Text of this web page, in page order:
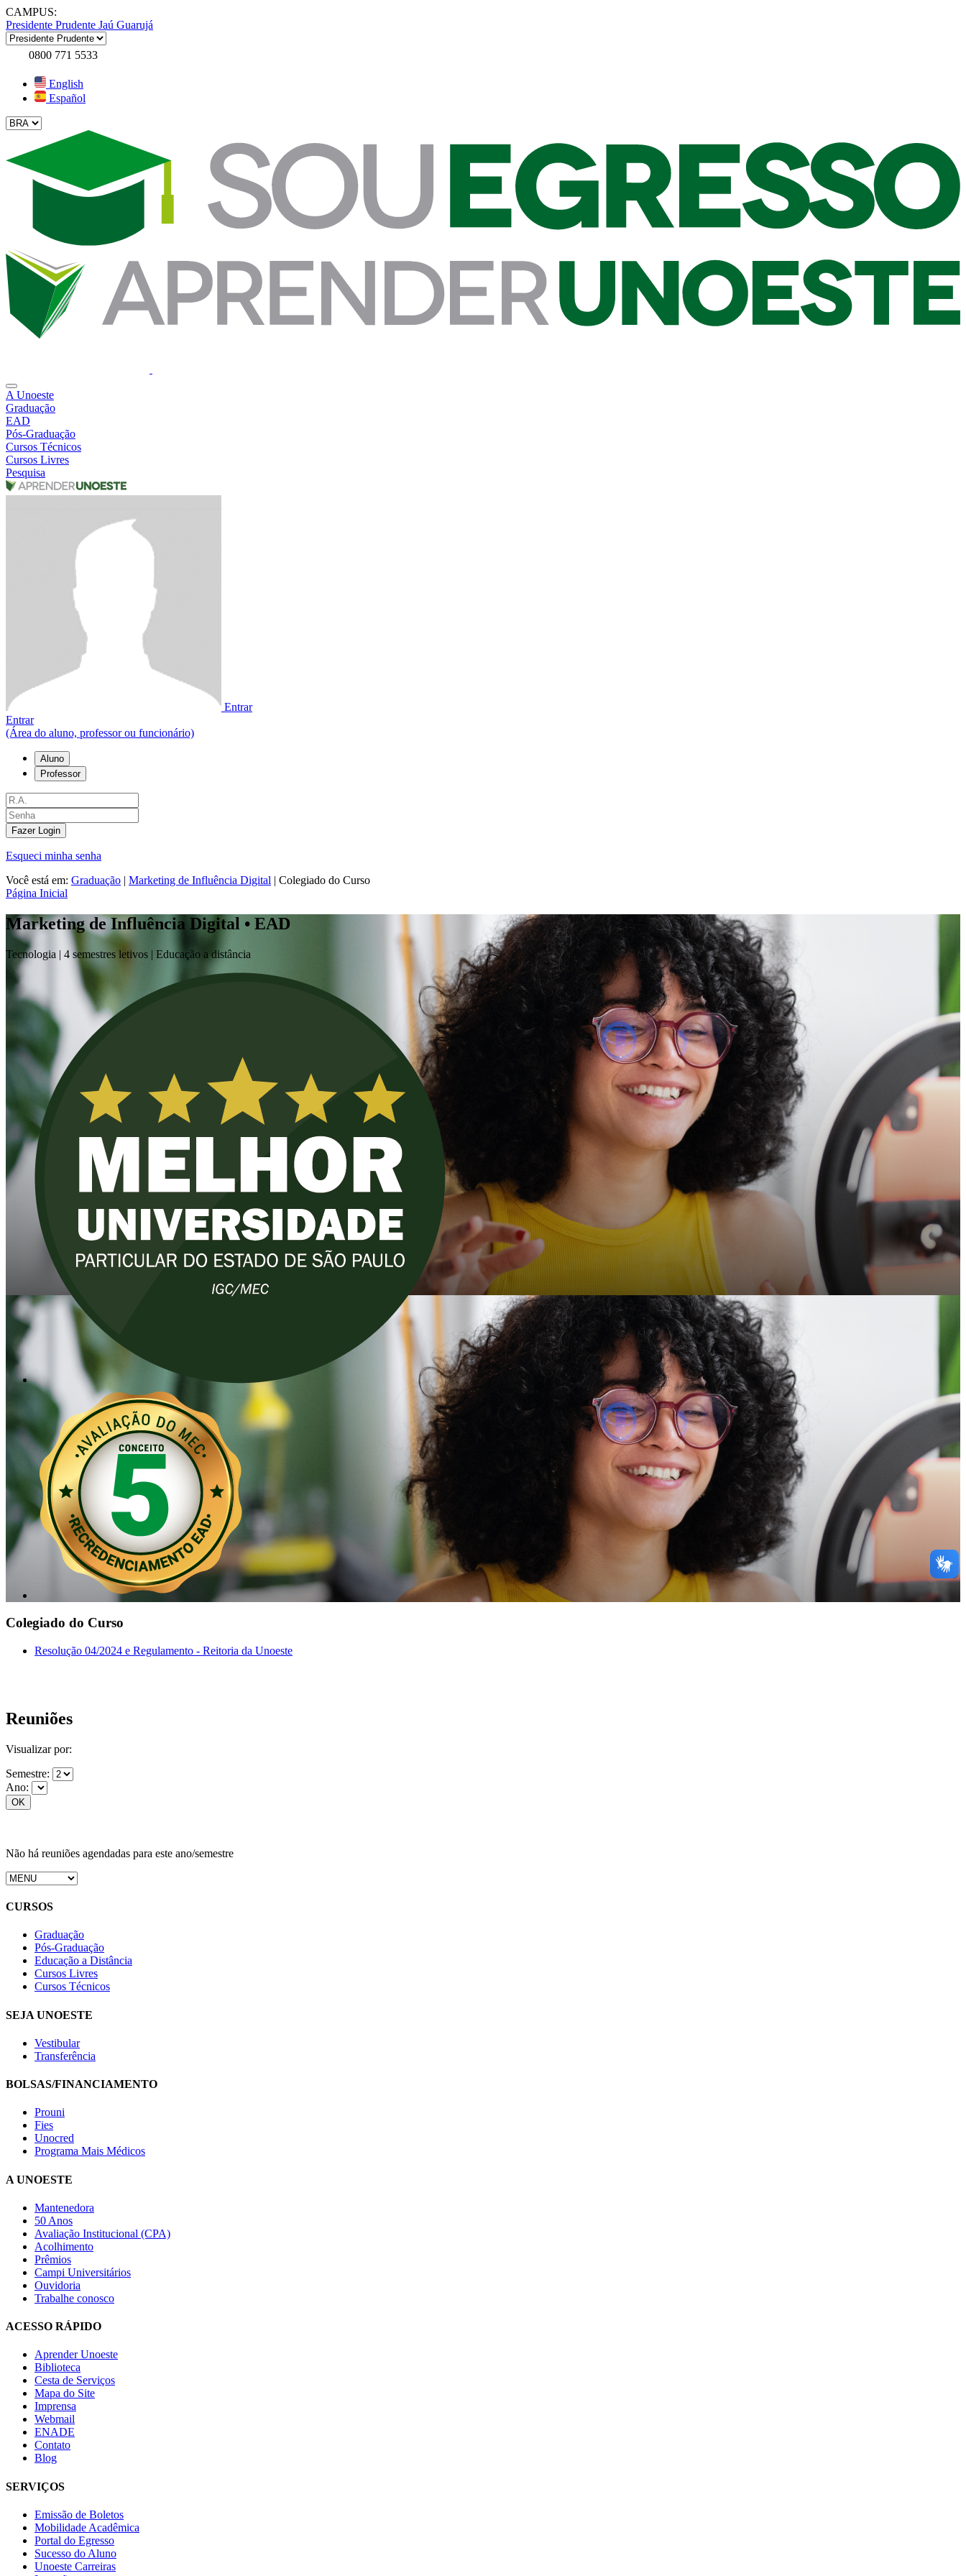
CAMPUS:
Presidente Prudente Jaú Guarujá
0800 771 5533
English
Español
A Unoeste
Graduação
EAD
Pós-Graduação
Cursos Técnicos
Cursos Livres
Pesquisa
Entrar
Entrar
(Área do aluno, professor ou funcionário)
Aluno
Professor
Fazer Login
Esqueci minha senha
Você está em: Graduação | Marketing de Influência Digital | Colegiado do Curso
Página Inicial
Marketing de Influência Digital • EAD
Tecnologia | 4 semestres letivos | Educação a distância
Colegiado do Curso
Resolução 04/2024 e Regulamento - Reitoria da Unoeste
Reuniões
Visualizar por:
Semestre:
Ano:
Não há reuniões agendadas para este ano/semestre
CURSOS
Graduação
Pós-Graduação
Educação a Distância
Cursos Livres
Cursos Técnicos
SEJA UNOESTE
Vestibular
Transferência
BOLSAS/FINANCIAMENTO
Prouni
Fies
Unocred
Programa Mais Médicos
A UNOESTE
Mantenedora
50 Anos
Avaliação Institucional (CPA)
Acolhimento
Prêmios
Campi Universitários
Ouvidoria
Trabalhe conosco
ACESSO RÁPIDO
Aprender Unoeste
Biblioteca
Cesta de Serviços
Mapa do Site
Imprensa
Webmail
ENADE
Contato
Blog
SERVIÇOS
Emissão de Boletos
Mobilidade Acadêmica
Portal do Egresso
Sucesso do Aluno
Unoeste Carreiras